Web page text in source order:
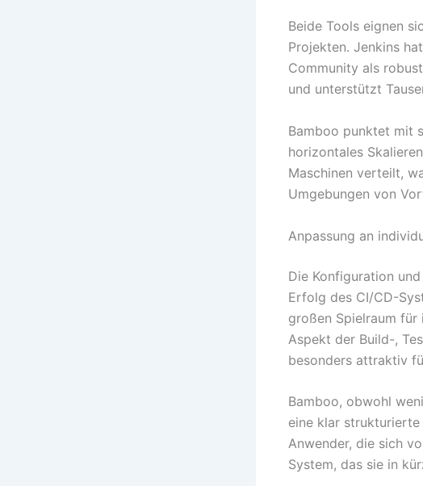
Beide Tools eignen
Projekten. Jenkins
Community als
und unterstützt
Bamboo punktet mit
horizontales
Maschinen verteilt,
Umgebungen von
Anpassung an
Die Konfiguration
Erfolg des CI/CD-
großen Spielraum für
Aspekt der Build-,
besonders attraktiv
Bamboo, obwohl
eine klar
Anwender, die sich
System, das sie in